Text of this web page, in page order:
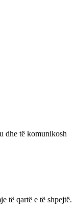
dhe të komunikosh
të qartë e të shpejtë.